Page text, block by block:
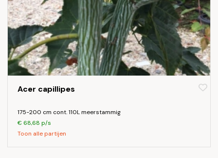
Acer capillipes
175-200 cm cont. 110L meerstammig
€ 68,68 p/s
Toon alle partijen